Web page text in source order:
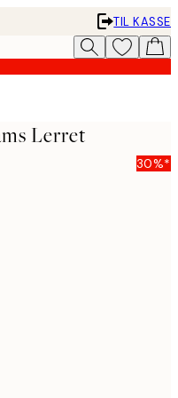
TIL KASSE
Lerret
30%*